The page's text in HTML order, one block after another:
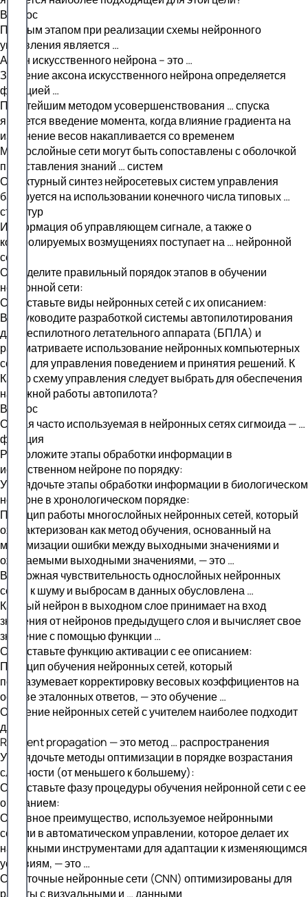
Вопрос
Первым этапом при реализации схемы нейронного
управления является …
Аксон искусственного нейрона – это …
Значение аксона искусственного нейрона определяется
функцией …
Простейшим методом усовершенствования … спуска
является введение момента, когда влияние градиента на
изменение весов накапливается со временем
Многослойные сети могут быть сопоставлены с оболочкой
представления знаний … систем
Структурный синтез нейросетевых систем управления
базируется на использовании конечного числа типовых …
структур
Информация об управляющем сигнале, а также о
контролируемых возмущениях поступает на … нейронной
сети
Определите правильный порядок этапов в обучении
нейронной сети:
Сопоставьте виды нейронных сетей с их описанием:
Вы руководите разработкой системы автопилотирования
для беспилотного летательного аппарата (БПЛА) и
рассматриваете использование нейронных компьютерных
сетей для управления поведением и принятия решений. К
Какую схему управления следует выбрать для обеспечения
надежной работы автопилота?
Вопрос
Самая часто используемая в нейронных сетях сигмоида — …
функция
Расположите этапы обработки информации в
искусственном нейроне по порядку:
Упорядочьте этапы обработки информации в биологическом
нейроне в хронологическом порядке:
Принцип работы многослойных нейронных сетей, который
охарактеризован как метод обучения, основанный на
минимизации ошибки между выходными значениями и
ожидаемыми выходными значениями, — это …
Возможная чувствительность однослойных нейронных
сетей к шуму и выбросам в данных обусловлена …
Каждый нейрон в выходном слое принимает на вход
значения от нейронов предыдущего слоя и вычисляет свое
значение с помощью функции …
Сопоставьте функцию активации с ее описанием:
Принцип обучения нейронных сетей, который
подразумевает корректировку весовых коэффициентов на
основе эталонных ответов, — это обучение …
Обучение нейронных сетей с учителем наиболее подходит
для …
Resilient propagation — это метод … распространения
Упорядочьте методы оптимизации в порядке возрастания
сложности (от меньшего к большему):
Сопоставьте фазу процедуры обучения нейронной сети с ее
описанием:
Основное преимущество, используемое нейронными
сетями в автоматическом управлении, которое делает их
надежными инструментами для адаптации к изменяющимся
условиям, — это …
Сверточные нейронные сети (CNN) оптимизированы для
работы с визуальными и … данными